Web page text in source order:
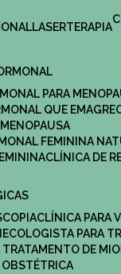
LASERTERAPIA
PARA
QUE
FEMININA
CLÍNICA DE
CLÍNICA
PARA
TRATAMENTO DE
OBSTÉTRICA